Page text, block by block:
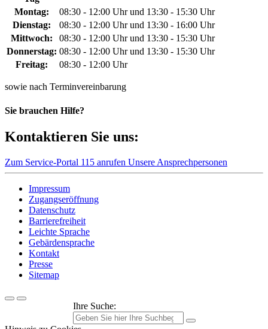
Montag:
08:30 - 12:00 Uhr und 13:30 - 15:30 Uhr
Dienstag:
08:30 - 12:00 Uhr und 13:30 - 16:00 Uhr
Mittwoch:
08:30 - 12:00 Uhr und 13:30 - 15:30 Uhr
Donnerstag: 08:30 - 12:00 Uhr und 13:30 - 15:30 Uhr
Freitag:
08:30 - 12:00 Uhr
sowie nach Terminvereinbarung
Sie brauchen Hilfe?
Kontaktieren Sie uns:
Zum Service-Portal 115 anrufen Unsere Ansprechpersonen
Impressum
Zugangseröffnung
Datenschutz
Barrierefreiheit
Leichte Sprache
Gebärdensprache
Kontakt
Presse
Sitemap
Ihre Suche: